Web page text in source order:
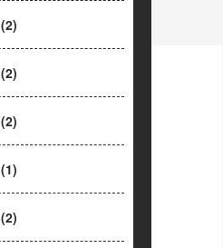
(2)
(2)
(2)
(1)
(2)